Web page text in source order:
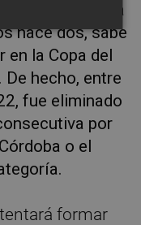
final la pasada
hace dos, sabe
en la Copa del
De hecho, entre
fue eliminado
por
o el
formar